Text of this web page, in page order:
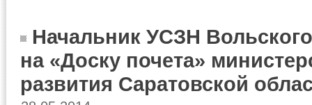
Начальник УСЗН
на «Доску почета»
развития Саратовской